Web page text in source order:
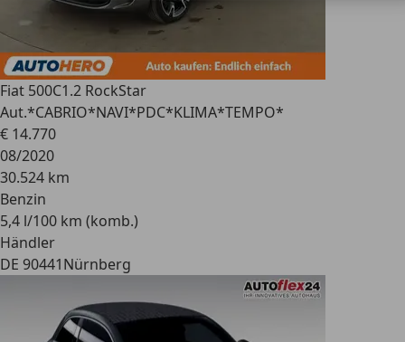
Fiat 500C1.2 RockStar
Aut.*CABRIO*NAVI*PDC*KLIMA*TEMPO*
€ 14.770
08/2020
30.524 km
Benzin
5,4 l/100 km (komb.)
Händler
DE 90441Nürnberg